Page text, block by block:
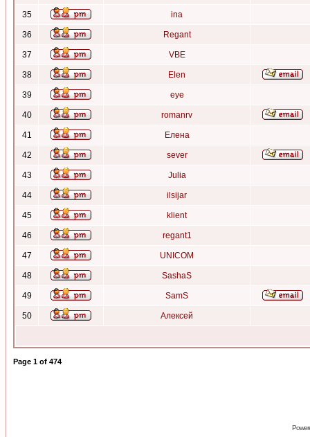
35 ina
36 Regant
37 VBE
38 Elen
39 eye
40 romanrv
41 Елена
42 sever
43 Julia
44 ilsijar
45 klient
46 regant1
47 UNICOM
48 SashaS
49 SamS
50 Алексей
Page 1 of 474